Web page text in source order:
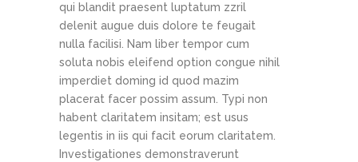
qui blandit praesent luptatum zzril
delenit augue duis dolore te feugait
nulla facilisi. Nam liber tempor cum
soluta nobis eleifend option congue nihil
imperdiet doming id quod mazim
placerat facer possim assum. Typi non
habent claritatem insitam; est usus
legentis in iis qui facit eorum claritatem.
Investigationes demonstraverunt